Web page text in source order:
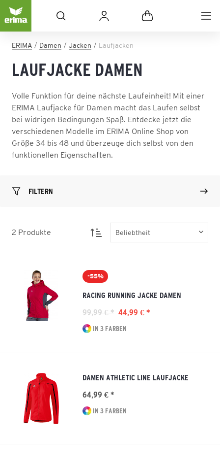
ERIMA Damen Jacken Laufjacken
LAUFJACKE DAMEN
Volle Funktion für deine nächste Laufeinheit! Mit einer
ERIMA Laufjacke für Damen macht das Laufen selbst
bei widrigen Bedingungen Spaß. Entdecke jetzt die
verschiedenen Modelle im ERIMA Online Shop von
Größe 34 bis 48 und überzeuge dich selbst von den
funktionellen Eigenschaften.
FILTERN
2 Produkte
-55%
RACING RUNNING JACKE DAMEN
99,99 € * 44,99 € *
IN 3 FARBEN
DAMEN ATHLETIC LINE LAUFJACKE
64,99 € *
IN 3 FARBEN